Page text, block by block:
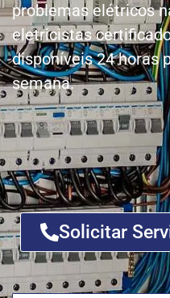
problemas elétricos
eletricistas
disponíveis 24 horas
semana.
Solicitar